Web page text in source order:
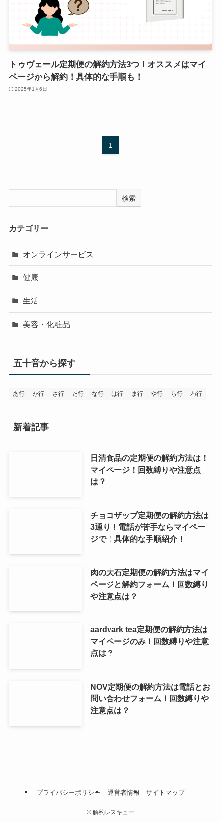
トゥヴェール定期便の解約方法3つ！オススメはマイ
ページから解約！具体的な手順も！
2025年1月6日
1
検索
カテゴリー
オンラインサービス
健康
生活
美容・化粧品
五十音から探す
あ行 か行 さ行 た行 な行 は行 ま行 や行 ら行 わ行
新着記事
日清食品の定期便の解約方法は！
マイページ！回数縛りや注意点
は？
チョコザップ定期便の解約方法は
3通り！電話が苦手ならマイペー
ジで！具体的な手順紹介！
肉の大石定期便の解約方法はマイ
ページと解約フォーム！回数縛り
や注意点は？
aardvark tea定期便の解約方法は
マイページのみ！回数縛りや注意
点は？
NOV定期便の解約方法は電話とお
問い合わせフォーム！回数縛りや
注意点は？
プライバシーポリシー 運営者情報 サイトマップ
© 解約レスキュー